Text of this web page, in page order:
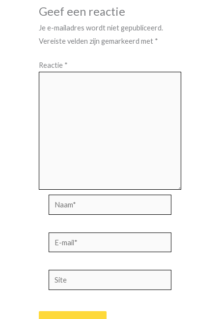
Geef een reactie
Je e-mailadres wordt niet gepubliceerd.
Vereiste velden zijn gemarkeerd met *
Reactie *
Naam*
E-
mail*
Site